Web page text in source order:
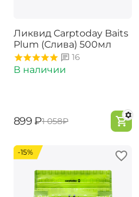
Ликвид Carptoday Baits
Plum (Слива) 500мл
16
В наличии
‍899‍ ₽‍1 058‍₽
-15%